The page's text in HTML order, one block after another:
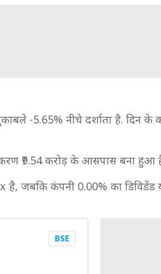
-5.65% नीचे दर्शाता है. दिन के
₹9.54 करोड़ के आसपास बना हुआ
जबकि कंपनी 0.00% का डिविडेंड
BSE